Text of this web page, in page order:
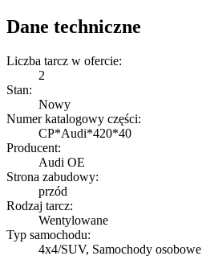
Dane techniczne
Liczba tarcz w ofercie:
2
Stan:
Nowy
Numer katalogowy części:
CP*Audi*420*40
Producent:
Audi OE
Strona zabudowy:
przód
Rodzaj tarcz:
Wentylowane
Typ samochodu:
4x4/SUV, Samochody osobowe